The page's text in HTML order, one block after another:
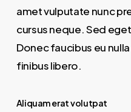
amet vulputate nunc
cursus neque. Sed
Donec faucibus eu
finibus libero.
Aliquam erat volutpat